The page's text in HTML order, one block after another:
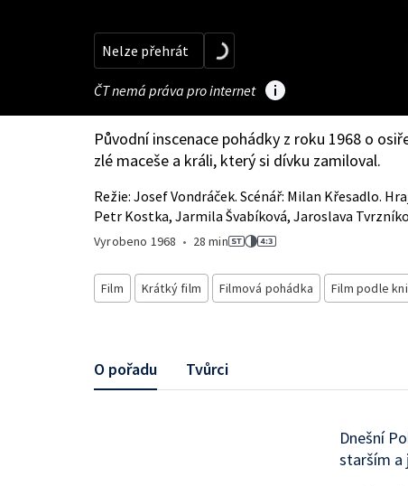
Nelze přehrát
ČT nemá práva pro internet
Původní inscenace pohádky z roku 1968 o
zlé maceše a králi, který si dívku zamiloval.
Režie: Josef Vondráček. Scénář: Milan Křesadlo.
Petr Kostka, Jarmila Švabíková, Jaroslava
Vyrobeno 1968 • 28 min
Film Krátký film Filmová pohádka Film podle
O pořadu Tvůrci
Dnešní
starším a